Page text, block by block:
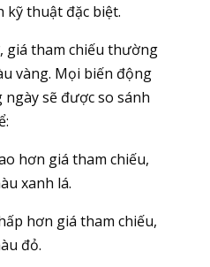
thuật đặc biệt.
giá tham chiếu thường
vàng. Mọi biến động
sẽ được so sánh
hơn giá tham chiếu,
xanh lá.
hơn giá tham chiếu,
đỏ.